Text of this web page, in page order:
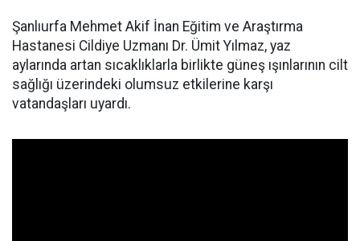
Şanlıurfa Mehmet Akif İnan Eğitim ve Araştırma
Hastanesi Cildiye Uzmanı Dr. Ümit Yılmaz, yaz
aylarında artan sıcaklıklarla birlikte güneş ışınlarının cilt
sağlığı üzerindeki olumsuz etkilerine karşı
vatandaşları uyardı.